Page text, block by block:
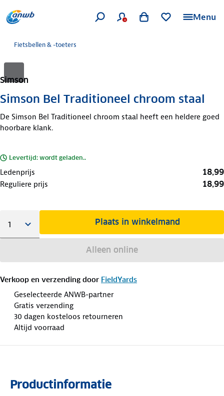
Menu
Fietsbellen & -toeters
Simson
Simson Bel Traditioneel chroom staal
De Simson Bel Traditioneel chroom staal heeft een heldere goed
hoorbare klank.
Levertijd: wordt geladen..
Ledenprijs 18,99
Reguliere prijs 18,99
Plaats in winkelmand
Alleen online
Verkoop en verzending door FieldYards
Geselecteerde ANWB-partner
Gratis verzending
30 dagen kosteloos retourneren
Altijd voorraad
Productinformatie